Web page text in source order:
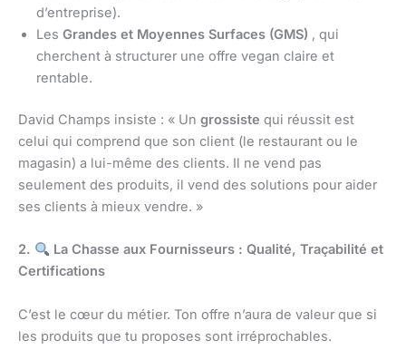
d’entreprise).
Les Grandes et Moyennes Surfaces (GMS) , qui
cherchent à structurer une offre vegan claire et
rentable.
David Champs insiste : « Un grossiste qui réussit est
celui qui comprend que son client (le restaurant ou le
magasin) a lui-même des clients. Il ne vend pas
seulement des produits, il vend des solutions pour aider
ses clients à mieux vendre. »
2.
La Chasse aux Fournisseurs : Qualité, Traçabilité et
Certifications
C’est le cœur du métier. Ton offre n’aura de valeur que si
les produits que tu proposes sont irréprochables.